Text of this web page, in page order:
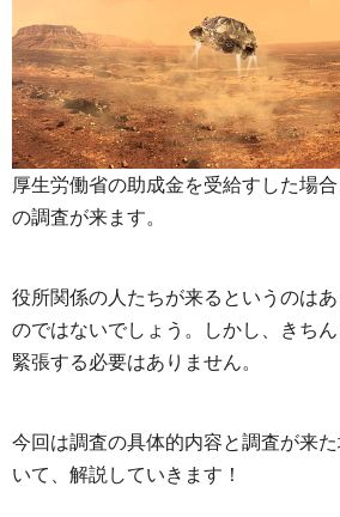
厚生労働省の助成金を受給すした場
の調査が来ます。
役所関係の人たちが来るというのは
のではないでしょう。しかし、きち
緊張する必要はありません。
今回は調査の具体的内容と調査が来
いて、解説していきます！